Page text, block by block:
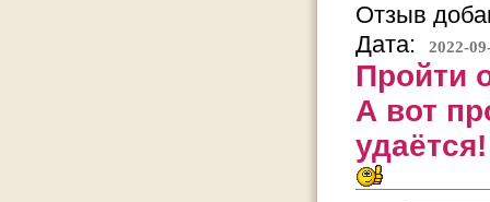
Отзыв
Дата:
2022-
Пройти
А вот
удаётся!